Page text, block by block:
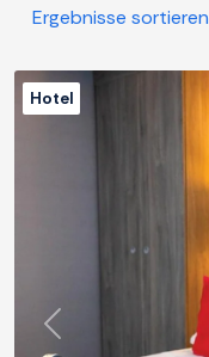
Ergebnisse sortieren
Zurück
Hotel